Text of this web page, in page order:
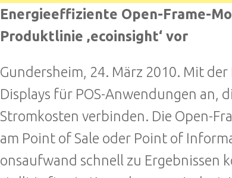
Energieeffiziente Open-Frame-
Produktlinie ‚ecoinsight‘ vor
Gundersheim, 24. März 2010. Mit
Displays für POS-Anwendungen an,
Stromkosten verbinden. Die Open-
am Point of Sale oder Point of
onsaufwand schnell zu Ergebnissen